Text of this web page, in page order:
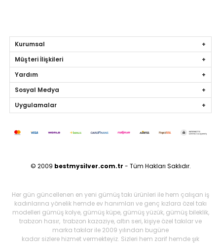
Kurumsal
Müşteri İlişkileri
Yardım
Sosyal Medya
Uygulamalar
© 2009 bestmysilver.com.tr - Tüm Hakları Saklıdır.
Her gün güncellenen en yeni gümüş takı ürünleri ile hem çalışan iş
kadınlarına yönelik hemde ev hanımları ve genç kızlara özel takı
modelleri gümüş kolye, gümüş küpe, gümüş yüzük, gümüş bileklik,
trabzon hasır, trabzon kazaziye, altın seri, kişiye özel takılar ve
marka takılar ile 2009 yılından bugüne
kadar sizlere hizmet vermekteyiz. Sizleri hem zarif hemde şık